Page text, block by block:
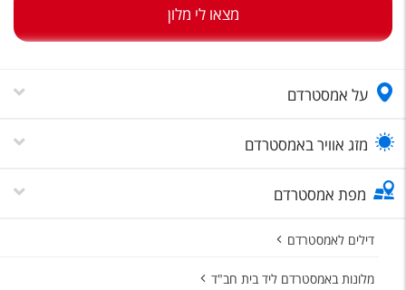
מלונות בחו"ל
מגזין אשת
שירות לקוחות
טופס צור קשר
תקנון
מצאו לי מלון
על אמסטרדם
מזג אוויר באמסטרדם
מפת אמסטרדם
דילים לאמסטרדם
מלונות באמסטרדם ליד בית חב"ד